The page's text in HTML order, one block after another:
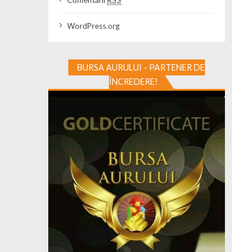
WordPress.org
BURSA AURULUI - PARTENER DE
ÎNCREDERE!